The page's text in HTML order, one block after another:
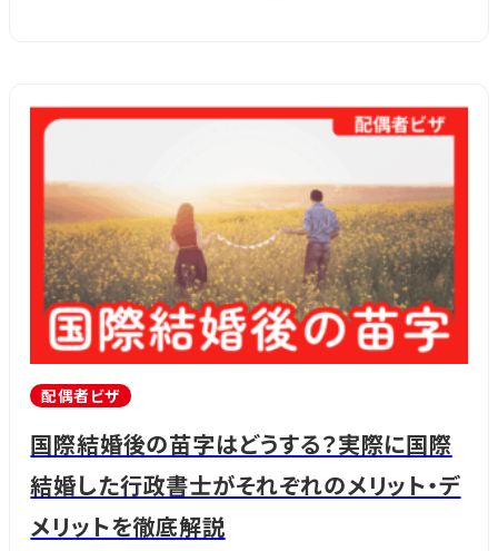
配偶者ビザ
国際結婚後の苗字はどうする？実際に国際
結婚した行政書士がそれぞれのメリット・デ
メリットを徹底解説